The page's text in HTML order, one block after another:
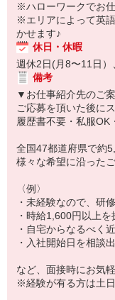
※ハローワークでお
※エリアによって英
かせます♪
休日・休暇
週休2日(月8〜11日）
備考
▼お仕事紹介先のご
ご応募を頂いた後に
履歴書不要・私服
全国47都道府県で約
様々な希望に沿った
〈例〉
・未経験なので、研
・時給1,600円以上を
・自宅からなるべく
・入社開始日を相談
など、面接時にお気
※経験が有る方は土